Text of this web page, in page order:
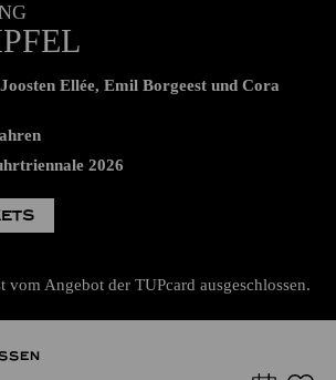
Ellée, Emil Borgeest und Cora
2026
vom Angebot der TUPcard ausgeschlossen.